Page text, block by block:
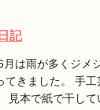
記
月は雨が多くジメ
てきました。 手
見本で紙で干し